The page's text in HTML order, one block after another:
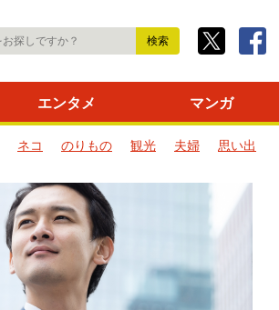
エンタメ マンガ
ネコ のりもの 観光 夫婦
思い出